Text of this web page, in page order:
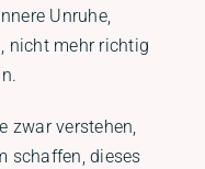
Unruhe,
nicht mehr richtig
zwar verstehen,
schaffen, dieses